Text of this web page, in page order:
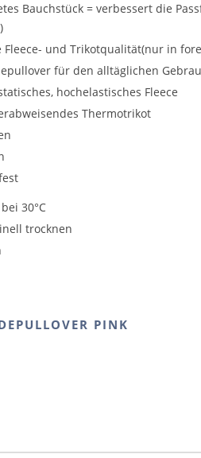
Bauchstück = verbessert die
Fleece- und Trikotqualität(nur in
für den alltäglichen
hochelastisches Fleece
Thermotrikot
30°C
trocknen
PINK